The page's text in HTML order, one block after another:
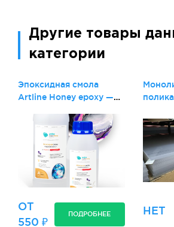
Другие товары
категории
Эпоксидная смола
Artline Honey epoxy —
компонентная
ОТ
550 ₽
ПОДРОБНЕЕ НЕТ